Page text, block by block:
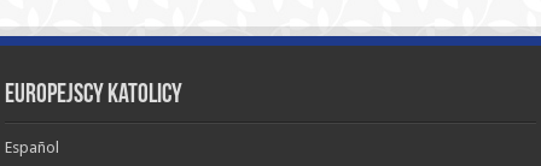
Europejscy katolicy
Español